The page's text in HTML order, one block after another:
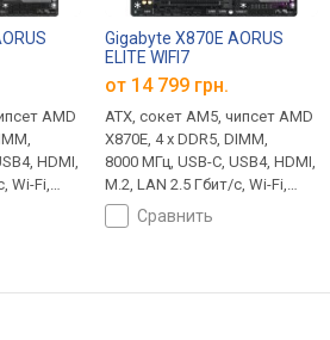
AMD
HDMI,
Wi-Fi,
Gigabyte X870E AORUS
ELITE WIFI7
от 14 799 грн.
ATX, сокет AM5, чипсет AMD
X870E, 4 x DDR5, DIMM,
8000 МГц, USB-C, USB4, HDMI,
M.2, LAN 2.5 Гбит/с, Wi-Fi,
охлаждение M.2
сравнить